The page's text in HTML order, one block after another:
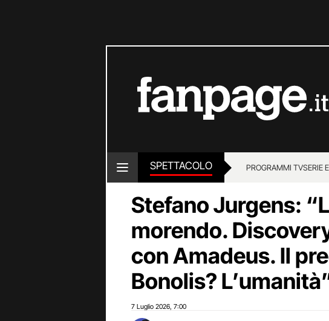
SPETTACOLO PROGRAMMI TVSERIE
Stefano Jurgens:
morendo.
con Amadeus. Il
Bonolis?
7 Luglio 2026 7:00